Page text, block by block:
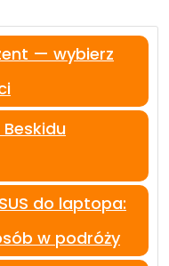
— wybierz
do laptopa:
w podróży